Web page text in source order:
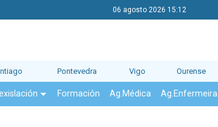
06 agosto 2026 15:12
Pontevedra Vigo Ourense
Formación Ag.Médica Ag.Enfermeira